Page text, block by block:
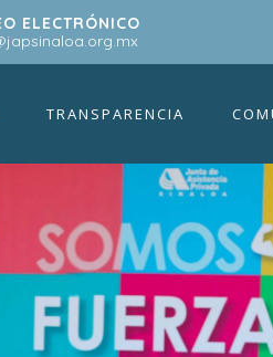
ELECTRÓNICO
TRANSPARENCIA